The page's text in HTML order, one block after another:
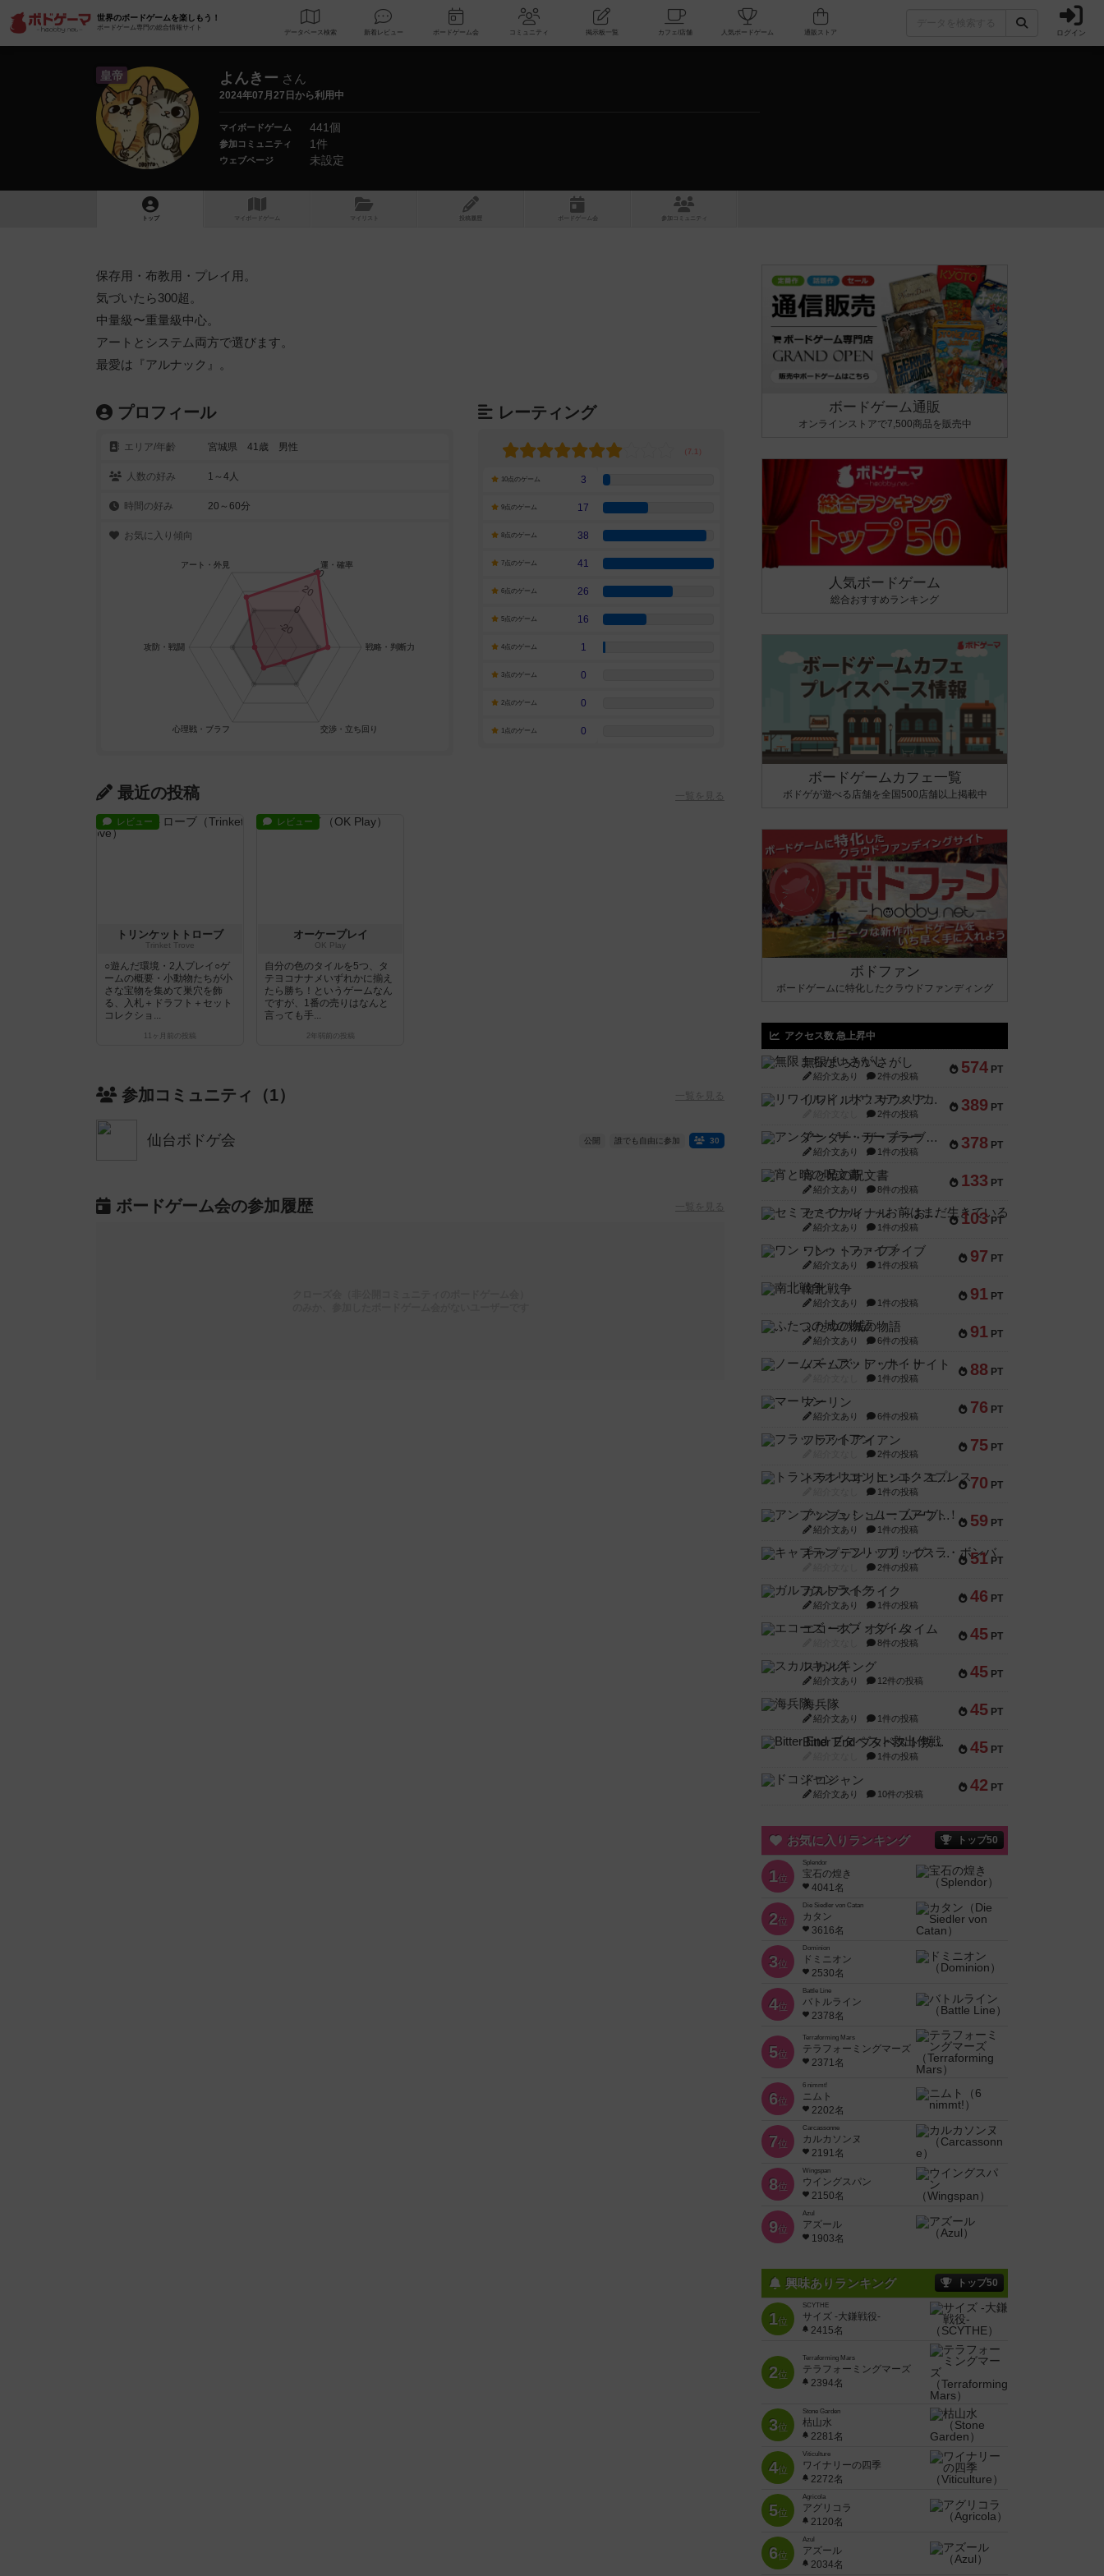
世界のボードゲームを楽しもう！
ボードゲーム専門の総合情報サイト
データベース 検索 新着レビュー ボードゲーム会 コミュニティ 掲示板一覧 カフェ/店舗 人気ボードゲーム ログイン
皇帝 よんきー さん
2024年07月27日から利用中
マイボードゲーム 441個
参加コミュニティ 1件
ウェブページ 未設定
トップ マイボードゲーム マイリスト 投稿履歴 ボ ドゲ ーム コミュニティ
保存用・布教用・プレイ用。
気づいたら300超。
中量級〜重量級中心。
アートとシステム両方で選びます。
最愛は『アルナック』。
プロフィール
エリア/年齡 宮城県 41歳 男性
人数の好み 1～4人
時間の好み 20～60分
お気に入り傾向
レーティング
10点のゲーム 3
9点のゲーム 17
8点のゲーム 38
7点のゲーム 41
6点のゲーム 26
5点のゲーム 16
4点のゲーム 1
3点のゲーム 0
2点のゲーム 0
1点のゲーム 0
最近の投稿 一覧を見る
レビュー
トリンケットトローブ
Trinket Trove
○遊んだ環境・2人プレイ○ゲ
ームの概要・小動物たちが小
さな宝物を集めて巣穴を飾
る、入札＋ドラフト＋セット
コレクショ...
11ヶ月前 の投稿
レビュー
オーケープレイ
OK Play
自分の色のタイルを5つ、タ
テヨコナナメいずれかに揃え
たら勝ち！というゲームなん
ですが、1番の売りはなんと
言っても手...
2年弱前 の投稿
参加コミュニティ（1） 一覧を見る
仙台ボドゲ会 公開 誰でも自由に参加 30
ボードゲーム会の参加履歴 一覧を見る
ボードゲーム通販
オンラインストアで7,500商品を販売中
人気ボードゲーム
総合おすすめランキング
ボードゲームカフェ一覧
ボドゲが遊べる店舗を全国500店舗以上掲載中
ボドファン
ボードゲームに特化したクラウドファンディング
アクセス数 急上昇中
574 PT
無限まちがいさがし
紹介文あり 2件の投稿
389 PT
リワイルド：サウスアメリカ
2件の投稿
378 PT
アンダー・ザ・テーブラー
紹介文あり 1件の投稿
133 PT
宵と暁の呪文書
紹介文あり 8件の投稿
103 PT
セミファイナル ～お前はまだ生きている～
紹介文あり 1件の投稿
97 PT
ワン・トゥ・ファイブ
紹介文あり 1件の投稿
91 PT
南北戦争
紹介文あり 1件の投稿
91 PT
ふたつの城の物語
紹介文あり 6件の投稿
88 PT
ノームズ・アット・ナイト
1件の投稿
76 PT
マーリン
紹介文あり 6件の投稿
75 PT
フラットアイアン
2件の投稿
70 PT
トランスオリエント・エクスプレス
1件の投稿
59 PT
アンブッシュ！：ムーブアウト！
紹介文あり 1件の投稿
51 PT
キャプテン・フリップ：イスラ・ボンバ
2件の投稿
46 PT
ガルフストライク
紹介文あり 1件の投稿
45 PT
エコーズ・オブ・タイム
8件の投稿
45 PT
スカルキング
紹介文あり 12件の投稿
45 PT
海兵隊
紹介文あり 1件の投稿
45 PT
Bitter End ブタペスト救出作戦
1件の投稿
42 PT
ドコジャン
紹介文あり 10件の投稿
お気に入りランキング トップ50
1位
Splendor
宝石の煌き
4041名
2位
Die Siedler von Catan
カタン
3616名
3位
Dominion
ドミニオン
2530名
4位
Battle Line
バトルライン
2378名
5位
Terraforming Mars
テラフォーミングマーズ
2371名
6位
6 nimmt!
ニムト
2202名
7位
Carcassonne
カルカソンヌ
2191名
8位
Wingspan
ウイングスパン
2150名
9位
Azul
アズール
1903名
興味ありランキング トップ50
1位
SCYTHE
サイズ -大鎌戦役-
2415名
2位
Terraforming Mars
テラフォーミングマーズ
2394名
3位
Stone Garden
枯山水
2281名
4位
Viticulture
ワイナリーの四季
2272名
5位
Agricola
アグリコラ
2120名
6位
Azul
アズール
2034名